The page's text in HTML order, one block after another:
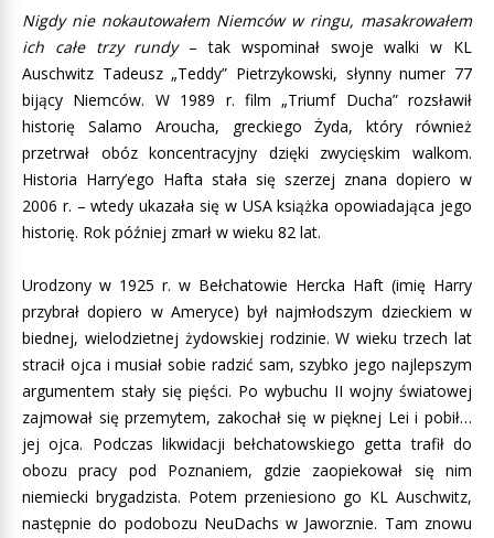
Nigdy nie nokautowałem Niemców w ringu, masakrowałem
ich całe trzy rundy– tak wspominał swoje walki w KL
Auschwitz Tadeusz „Teddy” Pietrzykowski, słynny numer 77
bijący Niemców. W 1989 r. film „Triumf Ducha” rozsławił
historię Salamo Aroucha, greckiego Żyda, który również
przetrwał obóz koncentracyjny dzięki zwycięskim walkom.
Historia Harry’ego Hafta stała się szerzej znana dopiero w
2006 r. – wtedy ukazała się w USA książka opowiadająca jego
historię. Rok później zmarł w wieku 82 lat.
Urodzony w 1925 r. w Bełchatowie Hercka Haft (imię Harry
przybrał dopiero w Ameryce) był najmłodszym dzieckiem w
biednej, wielodzietnej żydowskiej rodzinie. W wieku trzech lat
stracił ojca i musiał sobie radzić sam, szybko jego najlepszym
argumentem stały się pięści. Po wybuchu II wojny światowej
zajmował się przemytem, zakochał się w pięknej Lei i pobił…
jej ojca. Podczas likwidacji bełchatowskiego getta trafił do
obozu pracy pod Poznaniem, gdzie zaopiekował się nim
niemiecki brygadzista. Potem przeniesiono go KL Auschwitz,
następnie do podobozu NeuDachs w Jaworznie. Tam znowu